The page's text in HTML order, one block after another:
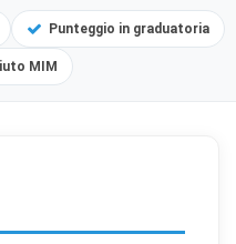
Punteggio in graduatoria
MIM